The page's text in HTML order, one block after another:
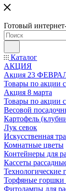
Готовый
Каталог
АКЦИЯ
Акция 23
Товары по акции
Акция 8 марта
Товары по акции
Весовой
Картофель
Лук севок
Искусственная
Комнатные цветы
Контейнеры для
Кассеты
Технологические
Торфяные горшки
Фитолампы для